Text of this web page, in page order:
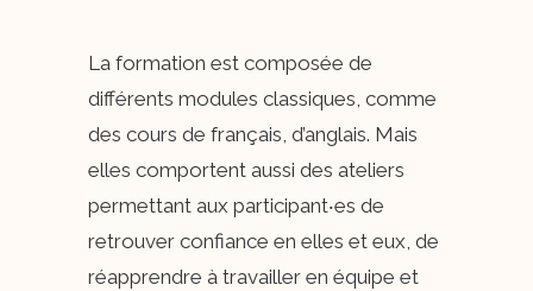
La formation est composée de
différents modules classiques, comme
des cours de français, d’anglais. Mais
elles comportent aussi des ateliers
permettant aux participant‧es de
retrouver confiance en elles et eux, de
réapprendre à travailler en équipe et